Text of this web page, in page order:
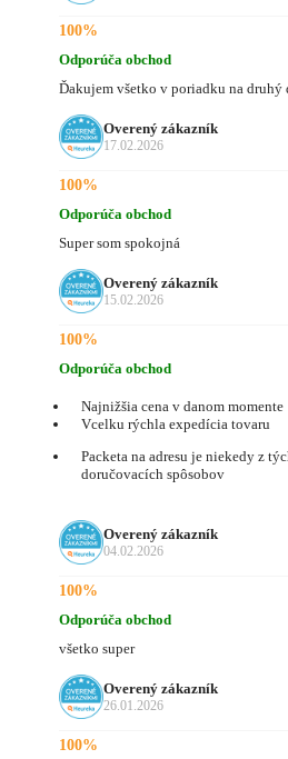
100%
Odporúča obchod
Ďakujem všetko v poriadku na druhý
Overený zákazník
17.02.2026
100%
Odporúča obchod
Super som spokojná
Overený zákazník
15.02.2026
100%
Odporúča obchod
Najnižšia cena v danom momente
Vcelku rýchla expedícia tovaru
Packeta na adresu je niekedy z
doručovacích spôsobov
Overený zákazník
04.02.2026
100%
Odporúča obchod
všetko super
Overený zákazník
26.01.2026
100%